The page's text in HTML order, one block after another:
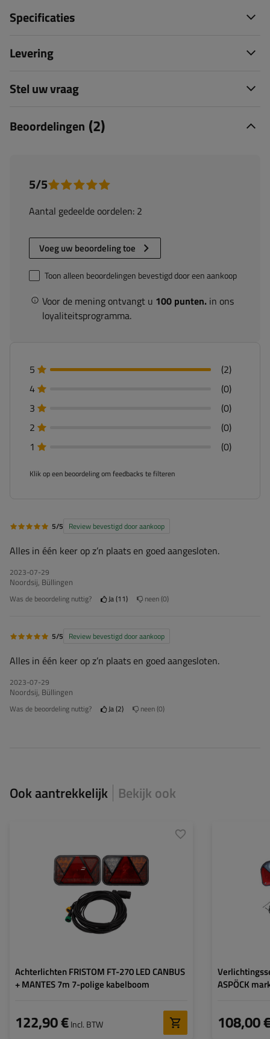
Specificaties
Levering
Stel uw vraag
Beoordelingen (2)
5/5
Aantal gedeelde oordelen: 2
Voeg uw beoordeling toe
Voor de mening ontvangt u 100 punten. in ons
loyaliteitsprogramma.
Toon alleen beoordelingen bevestigd door een aankoop
5
(2)
4
(0)
3
(0)
2
(0)
1
(0)
Klik op een beoordeling om feedbacks te filteren
5/5 Review bevestigd door aankoop
Alles in één keer op z’n plaats en goed aangesloten.
2023-07-29
Noordsij, Büllingen
Was de beoordeling nuttig? Ja 11 neen 0
5/5 Review bevestigd door aankoop
Alles in één keer op z’n plaats en goed aangesloten.
2023-07-29
Noordsij, Büllingen
Was de beoordeling nuttig? Ja 2 neen 0
Ook aantrekkelijk Bekijk ook
Achterlichten FRISTOM FT-270 LED CANBUS
+ MANTES 7m 7-polige kabelboom
122,90 €Incl. BTW
7 m
LED
12 V
Positielicht
Wegwijzer
Kentekenplaatverlichting
Reflectie
ASPÖCK
108,00